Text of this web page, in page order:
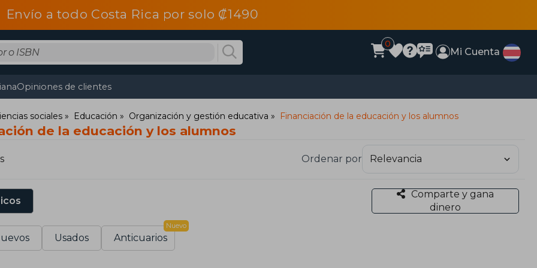
Envío a todo Costa Rica por solo ₡1490
0
Mi Cuenta
Opiniones de clientes
sociales Educación Organización y gestión educativa Financiación de la educación y los alumnos
de la educación y los alumnos
Ordenar por
Comparte y gana
dinero
Usados Anticuarios
Nuevo